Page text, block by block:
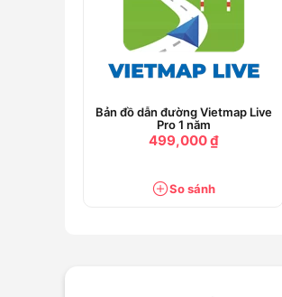
Bản đồ dẫn đường Vietmap Live
Pro 1 năm
499,000 ₫
So sánh